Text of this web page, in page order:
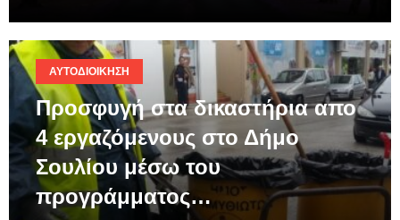
ΑΥΤΟΔΙΟΊΚΗΣΗ
Προσφυγή στα δικαστήρια απο
4 εργαζόμενους στο Δήμο
Σουλίου μέσω του
προγράμματος…